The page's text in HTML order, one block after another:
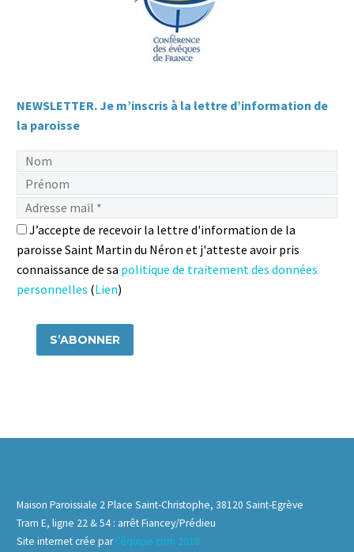
NEWSLETTER. Je m’inscris à la lettre d’information de
la paroisse
J’accepte de recevoir la lettre d'information de la
paroisse Saint Martin du Néron et j'atteste avoir pris
connaissance de sa politique de traitement des données
personnelles (Lien)
Maison Paroissiale 2 Place Saint-Christophe, 38120 Saint-Egrève
Tram E, ligne 22 & 54 : arrêt Fiancey/Prédieu
Site internet crée parl’équipe com 2018